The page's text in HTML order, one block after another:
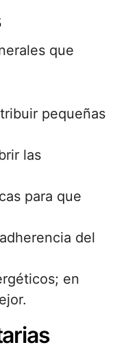
que
pequeñas
las
para que
del
en